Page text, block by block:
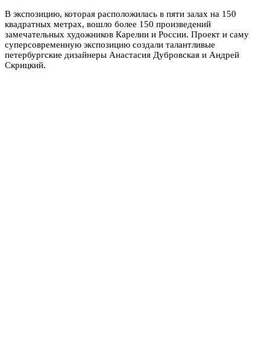
В экспозицию, которая расположилась в пяти залах на 150
квадратных метрах, вошло более 150 произведений
замечательных художников Карелии и России. Проект и саму
суперсовременную экспозицию создали талантливые
петербургские дизайнеры Анастасия Дубровская и Андрей
Скрицкий.